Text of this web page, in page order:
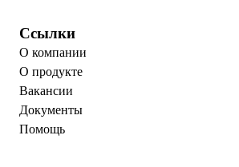
Ссылки
О компании
О продукте
Вакансии
Документы
Помощь